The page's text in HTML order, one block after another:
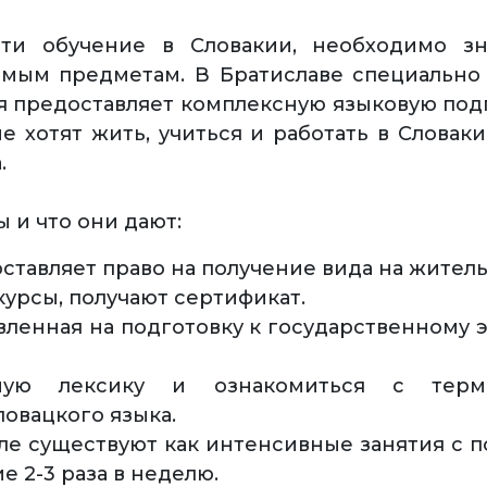
обучение в Словакии, необходимо
предметам. В Братиславе
предоставляет комплексную языковую
жить, учиться и работать в
и что они дают:
право на получение вида на
получают сертификат.
на подготовку к государственному
лексику и ознакомиться с
языка.
существуют как интенсивные занятия с
2-3 раза в неделю.